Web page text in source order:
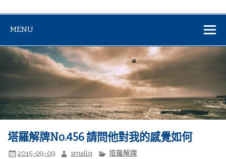
MENU
塔羅解牌No.456 請問他對我的感覺如何
2015-09-09 smallq 塔羅解牌